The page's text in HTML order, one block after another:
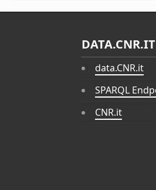
DATA.CNR.IT
data.CNR.it
SPARQL
CNR.it